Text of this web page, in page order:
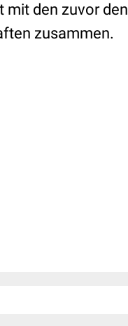
den zuvor
zusammen.